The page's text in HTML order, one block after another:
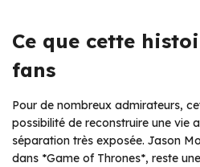
Ce que cette
fans
Pour de nombreux admirateurs,
possibilité de reconstruire une vie
séparation très exposée. Jason
dans *Game of Thrones*, reste